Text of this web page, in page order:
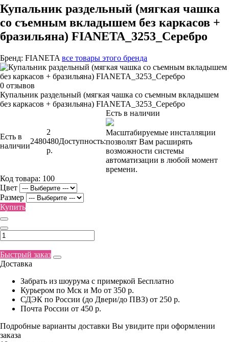
Купальник раздельный (мягкая чашка
со съемным вкладышем без каркасов +
бразильяна) FIANETA_3253_Серебро
Бренд: FIANETA все товары этого бренда
0 отзывов
Купальник раздельный (мягкая чашка со съемным вкладышем
без каркасов + бразильяна) FIANETA_3253_Серебро
Есть в
наличии
2480
2
480
р.
Доступность:
Есть в наличии
Масштабируемые инсталляции
позволят Вам расширять
возможности системы
автоматизации в любой момент
времени.
Код товара: 100
Цвет
Размер
Купить
Быстрый заказ
Доставка
Забрать из шоурума с примеркой Бесплатно
Курьером по Мск и Мо от 350 р.
СДЭК по России (до Двери/до ПВЗ) от 250 р.
Почта России от 450 р.
Подробные варианты доставки Вы увидите при оформлении
заказа